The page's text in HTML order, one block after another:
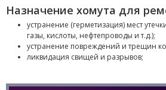
Назначение хомута для
устранение (герметизация) мест
газы, кислоты, нефтепроводы и т.д.);
устранение повреждений и трещин
ликвидация свищей и разрывов;